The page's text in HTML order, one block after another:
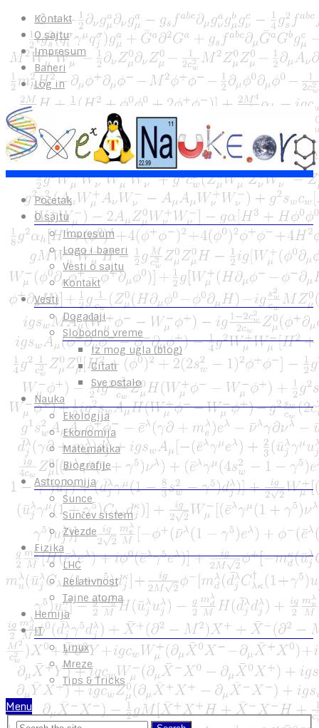
Kontakt
O sajtu
Impresum
Baneri
Log in
Početak
O sajtu
Impresum
Logo i baneri
Vesti o sajtu
Kontakt
Vesti
Događaji
Slobodno vreme
Iz mog ugla (blog)
Citati
Sve ostalo
Nauka
Ekologija
Ekonomija
Matematika
Biografije
Astronomija
Sunce
Sunčev sistem
Zvezde
Fizika
LHC
Relativnost
Tajne atoma
Hemija
IT
Linux
Mreze
Tips & Tricks
Menu